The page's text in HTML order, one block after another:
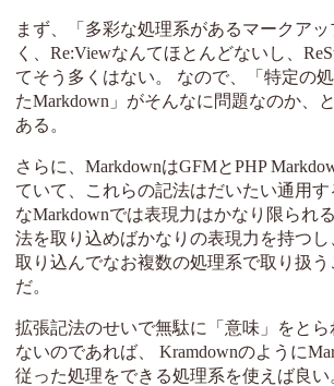
まず、「多彩な処理系があるマークア
く、Re:Viewなんてほとんどないし、
てそう多くはない。 なので、「特定の
たMarkdown」がそんなに問題なのか、
ある。
さらに、MarkdownはGFMとPHP
ていて、これらの記法はだいたい通用
なMarkdownでは表現力はかなり限られ
法を取り込めばかなりの表現力を持つ
取り込んでなお複数の処理系で取り扱
だ。
拡張記法のせいで無駄に「意味」をと
ないのであれば、 Kramdownのように
従った処理をできる処理系を使えば良い